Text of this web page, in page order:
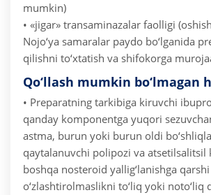
mumkin)
• «jigar» transaminazalar faolligi
Nojo‘ya samaralar paydo bo‘lganida
qilishni to‘xtatish va shifokorga
Qo‘llash mumkin bo‘lmagan
• Preparatning tarkibiga kiruvchi
qanday komponentga yuqori
astma, burun yoki burun oldi
qaytalanuvchi polipozi va atsetilsalitsil
boshqa nosteroid yallig‘lanishga
o‘zlashtirolmaslikni to‘liq yoki noto‘liq